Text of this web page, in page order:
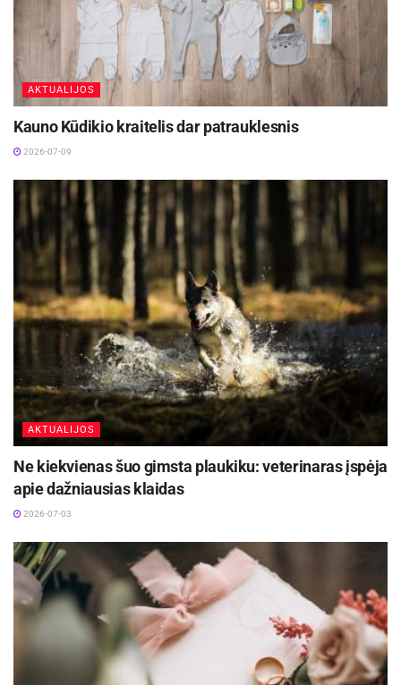
AKTUALIJOS
Kauno Kūdikio kraitelis dar patrauklesnis
2026-07-09
AKTUALIJOS
Ne kiekvienas šuo gimsta plaukiku: veterinaras įspėja
apie dažniausias klaidas
2026-07-03